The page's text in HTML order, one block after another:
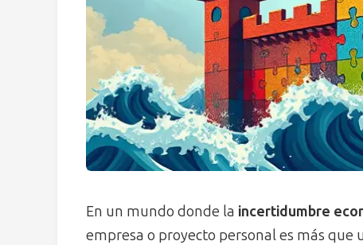
En un mundo donde la incertidumbre
empresa o proyecto personal es más que